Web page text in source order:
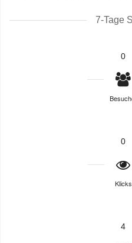
7-Tage
0
0
Klicks
4